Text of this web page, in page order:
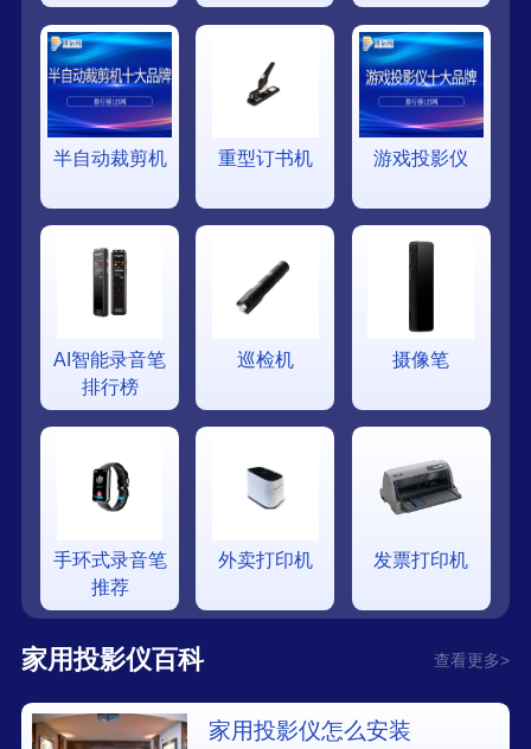
半自动裁剪机 重型订书机 游戏投影仪
AI智能录音笔
排行榜
巡检机 摄像笔
手环式录音笔
推荐
外卖打印机 发票打印机
家用投影仪百科 查看更多>
家用投影仪怎么安装